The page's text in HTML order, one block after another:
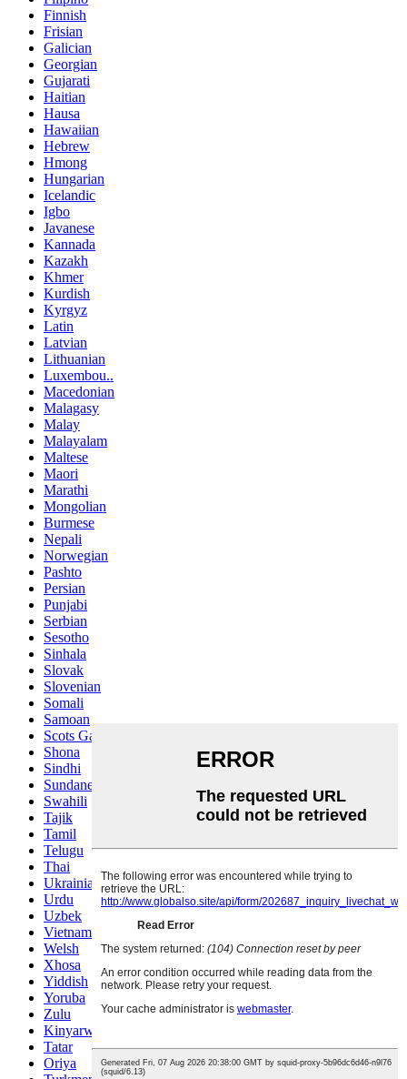
Finnish
Frisian
Galician
Georgian
Gujarati
Haitian
Hausa
Hawaiian
Hebrew
Hmong
Hungarian
Icelandic
Igbo
Javanese
Kannada
Kazakh
Khmer
Kurdish
Kyrgyz
Latin
Latvian
Lithuanian
Luxembou..
Macedonian
Malagasy
Malay
Malayalam
Maltese
Maori
Marathi
Mongolian
Burmese
Nepali
Norwegian
Pashto
Persian
Punjabi
Serbian
Sesotho
Sinhala
Slovak
Slovenian
Somali
Samoan
Scots Gaelic
Shona
Sindhi
Sundanese
Swahili
Tajik
Tamil
Telugu
Thai
Ukrainian
Urdu
Uzbek
Vietnamese
Welsh
Xhosa
Yiddish
Yoruba
Zulu
Kinyarwanda
Tatar
Oriya